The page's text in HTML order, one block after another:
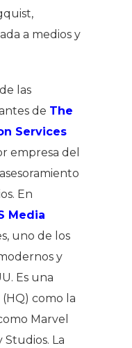
a medios y
las
de The
Services
empresa del
En
Media
uno de los
y
Es una
como la
Marvel
La